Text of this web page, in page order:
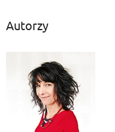
Autorzy